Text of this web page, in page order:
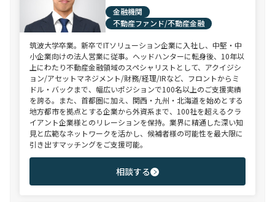
金融機関
不動産ファンド/不動産金融
筑波大学卒業。新卒でITソリューション企業に入社し、中堅・中
小企業向けの法人営業に従事。ヘッドハンターに転身後、10年以
上にわたり不動産金融領域のスペシャリストとして、アクイジシ
ョン/アセットマネジメント/財務/経理/IRなど、フロントからミ
ドル・バックまで、幅広いポジションで100名以上のご支援実績
を誇る。また、首都圏に加え、関西・九州・北海道を始めとする
地方都市を拠点とする企業から外資系まで、100社を超えるクラ
イアント企業様とのリレーションを保持。業界に精通した深い知
見と広範なネットワークを活かし、候補者様の可能性を最大限に
引き出すマッチングをご支援可能。
相談する